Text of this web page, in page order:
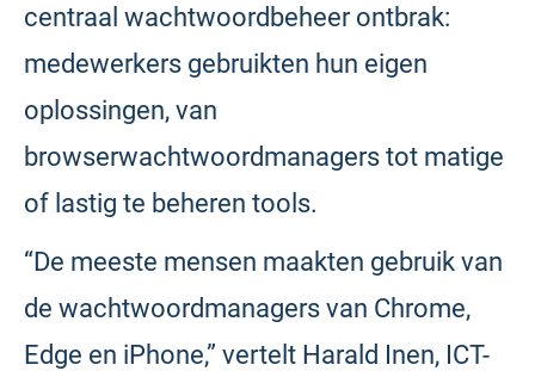
centraal wachtwoordbeheer ontbrak:
medewerkers gebruikten hun eigen
oplossingen, van
browserwachtwoordmanagers tot matige
of lastig te beheren tools.
“De meeste mensen maakten gebruik van
de wachtwoordmanagers van Chrome,
Edge en iPhone,” vertelt Harald Inen, ICT-